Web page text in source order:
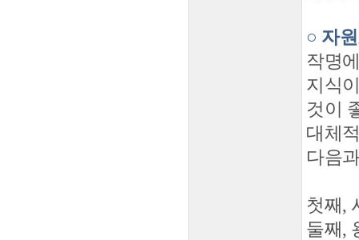
○ 자
작명
지식
것이
대체
다음
첫째,
둘째,